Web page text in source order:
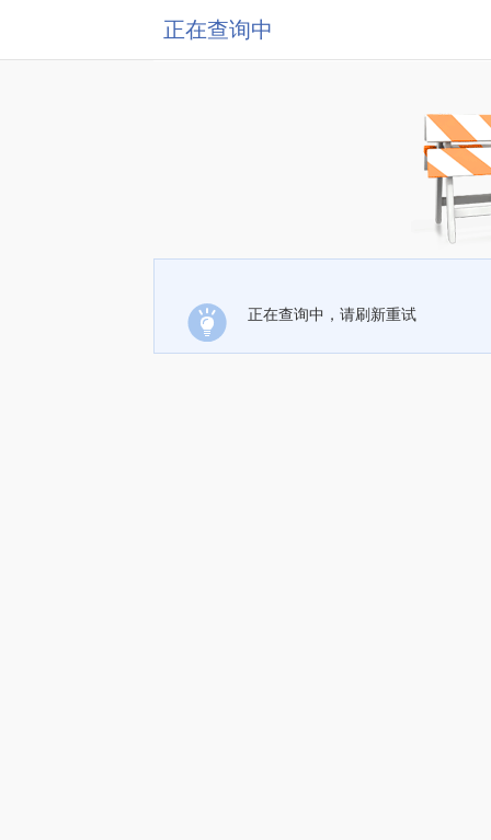
正在查询中
正在查询中，请刷新重试